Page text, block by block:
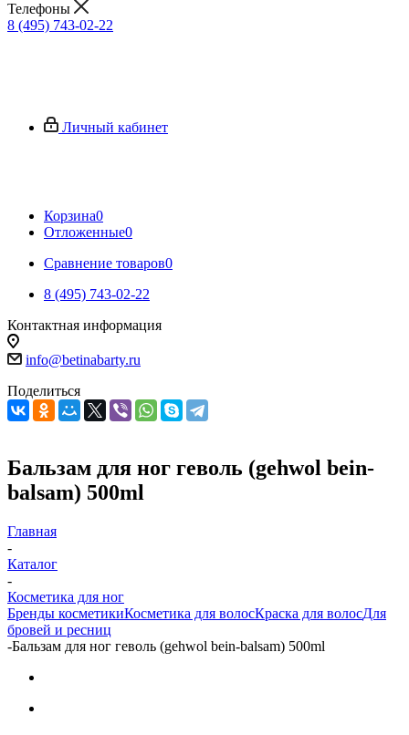
Телефоны
8 (495) 743-02-22
Личный кабинет
Корзина0
Отложенные0
Сравнение товаров0
8 (495) 743-02-22
Контактная информация
info@betinabarty.ru
Поделиться
Бальзам для ног геволь (gehwol bein-
balsam) 500ml
Главная
-
Каталог
-
Косметика для ног
Бренды косметикиКосметика для волосКраска для волосДля
бровей и ресниц
-Бальзам для ног геволь (gehwol bein-balsam) 500ml